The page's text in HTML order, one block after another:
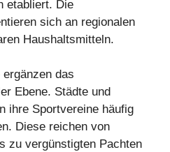
etabliert. Die
sich an regionalen
Haushaltsmitteln.
das
Ebene. Städte und
ihre Sportvereine häufig
Diese reichen von
zu vergünstigten Pachten